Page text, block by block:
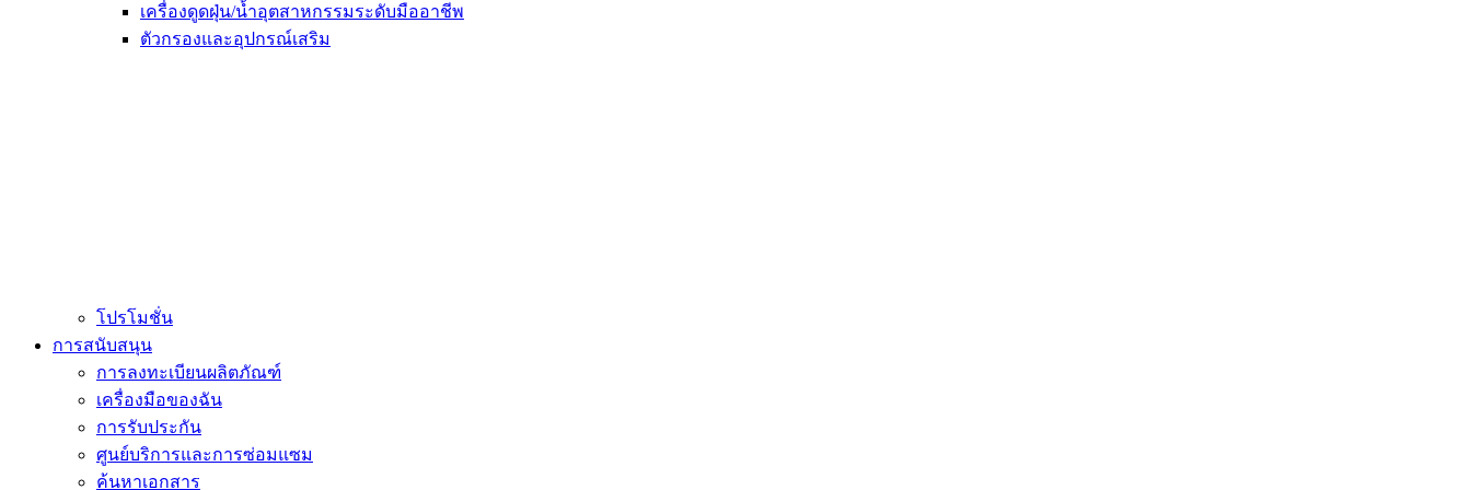
เครื่องดูดฝุ่น/น้ำอุตสาหกรรมระดับมืออาชีพ
ตัวกรองและอุปกรณ์เสริม
โปรโมชั่น
การสนับสนุน
การลงทะเบียนผลิตภัณฑ์
เครื่องมือของฉัน
การรับประกัน
ศูนย์บริการและการซ่อมแซม
ค้นหาเอกสาร